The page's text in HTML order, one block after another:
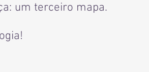
um terceiro mapa.